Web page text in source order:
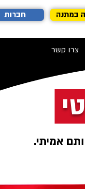
צרו קשר
חברות במתנה
אמיתי.